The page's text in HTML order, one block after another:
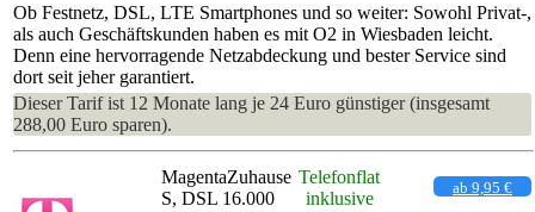
Ob Festnetz, DSL, LTE Smartphones und so weiter: Sowohl Privat-,
als auch Geschäftskunden haben es mit O2 in Wiesbaden leicht.
Denn eine hervorragende Netzabdeckung und bester Service sind
dort seit jeher garantiert.
Dieser Tarif ist 12 Monate lang je 24 Euro günstiger (insgesamt
288,00 Euro sparen).
MagentaZuhause
S, DSL 16.000
Telefonflat
inklusive
ab 9,95 €